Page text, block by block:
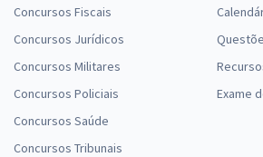
Concursos Fiscais
Concursos Jurídicos
Concursos Militares
Concursos Policiais
Concursos Saúde
Concursos Tribunais
Exame